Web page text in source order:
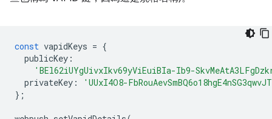
const vapidKeys = {
publicKey :
'BEl62iUYgUivxIkv69yViEuiBIa-Ib9-
privateKey :
'UUxI4O8-
};